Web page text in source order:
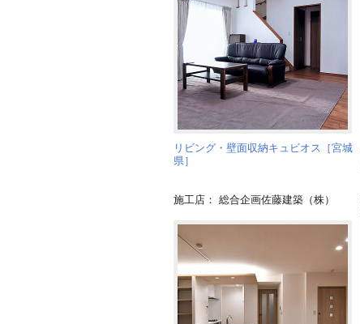
リビング・壁面収納キュビオス［宮城
県］
施工店： 総合企画佐藤建築（株）